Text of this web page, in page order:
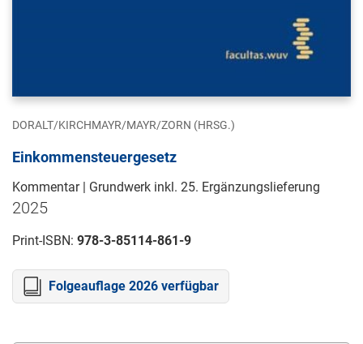
DORALT/KIRCHMAYR/MAYR/ZORN (HRSG.)
Einkommensteuergesetz
Kommentar | Grundwerk inkl. 25. Ergänzungslieferung
2025
Print-ISBN: 978-3-85114-861-9
Folgeauflage 2026 verfügbar